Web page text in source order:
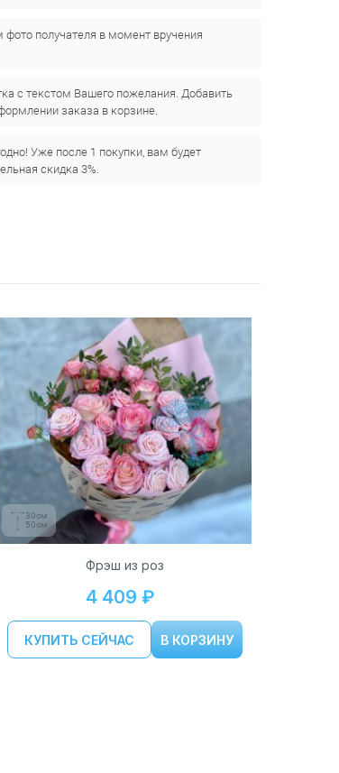
фото получателя в момент вручения
с текстом Вашего пожелания. Добавить
заказа в корзине.
Уже после 1 покупки, вам будет
скидка 3%.
30см
50см
Фрэш из роз
4 409 ₽
КУПИТЬ СЕЙЧАС В КОРЗИНУ